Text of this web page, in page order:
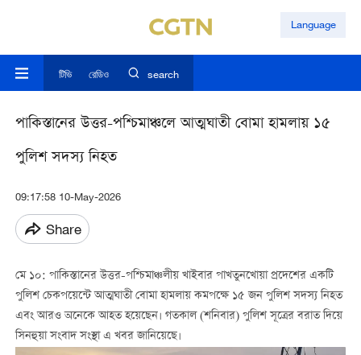
Language
টিভি রেডিও search
পাকিস্তানের উত্তর-পশ্চিমাঞ্চলে আত্মঘাতী বোমা হামলায় ১৫
পুলিশ সদস্য নিহত
09:17:58 10-May-2026
Share
মে ১০: পাকিস্তানের উত্তর-পশ্চিমাঞ্চলীয় খাইবার পাখতুনখোয়া প্রদেশের একটি
পুলিশ চেকপয়েন্টে আত্মঘাতী বোমা হামলায় কমপক্ষে ১৫ জন পুলিশ সদস্য নিহত
এবং আরও অনেকে আহত হয়েছেন। গতকাল (শনিবার) পুলিশ সূত্রের বরাত দিয়ে
সিনহুয়া সংবাদ সংস্থা এ খবর জানিয়েছে।